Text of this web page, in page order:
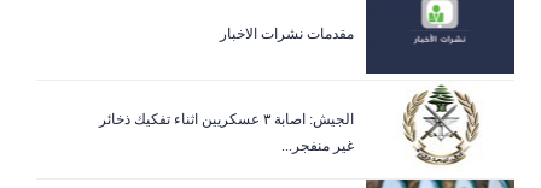
مقدمات نشرات الاخبار
الجيش: اصابة ٣ عسكريين اثناء تفكيك ذخائر
غير منفجر...